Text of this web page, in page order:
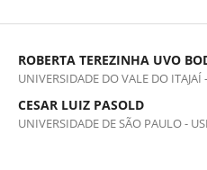
ROBERTA TEREZINHA UVO
UNIVERSIDADE DO VALE DO ITAJAÍ
CESAR LUIZ PASOLD
UNIVERSIDADE DE SÃO PAULO -